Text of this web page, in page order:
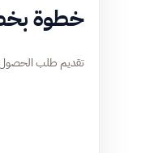
خطوة
تقديم طلب الحصول